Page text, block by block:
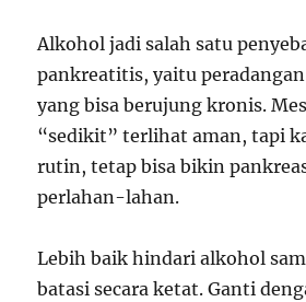
Alkohol jadi salah satu
pankreatitis, yaitu
yang bisa berujung kronis.
“sedikit” terlihat aman, tapi
rutin, tetap bisa bikin
perlahan-lahan.
Lebih baik hindari alkohol
batasi secara ketat. Ganti